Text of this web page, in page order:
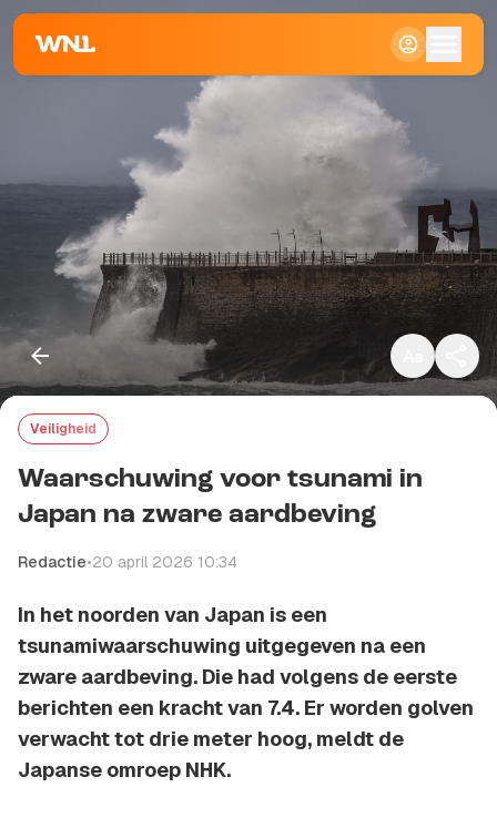
Klein
Standaard
Groot
Veiligheid
Waarschuwing voor tsunami in
Japan na zware aardbeving
Redactie•20 april 2026 10:34
In het noorden van Japan is een
tsunamiwaarschuwing uitgegeven na een
zware aardbeving. Die had volgens de eerste
berichten een kracht van 7.4. Er worden golven
verwacht tot drie meter hoog, meldt de
Japanse omroep NHK.